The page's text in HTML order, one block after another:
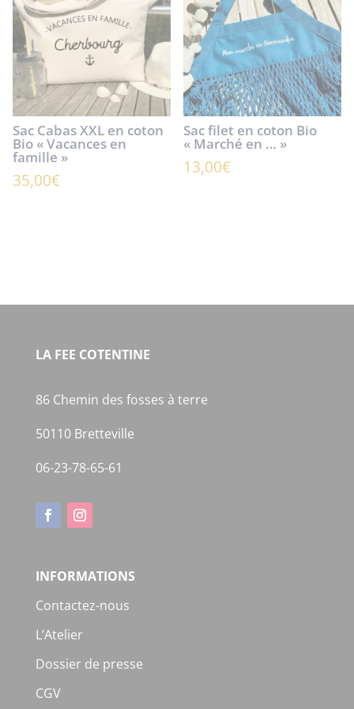
Sac Cabas XXL en coton
Bio « Vacances en
famille »
35,00€
Sac filet en coton Bio
« Marché en … »
13,00€
LA FEE COTENTINE
86 Chemin des fosses à terre
50110 Bretteville
06-23-78-65-61
INFORMATIONS
Contactez-nous
L’Atelier
Dossier de presse
CGV